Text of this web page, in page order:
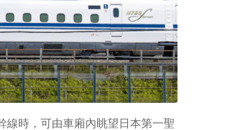
時，可由車廂內眺望日本第一聖